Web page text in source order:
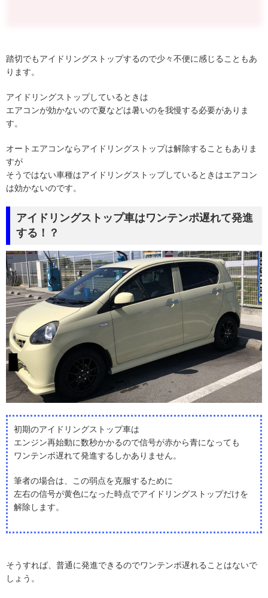
踏切でもアイドリングストップするので少々不便に感じることもあ
ります。
アイドリングストップしているときは
エアコンが効かないので夏などは暑いのを我慢する必要がありま
す。
オートエアコンならアイドリングストップは解除することもありま
すが
そうではない車種はアイドリングストップしているときはエアコン
は効かないのです。
アイドリングストップ車はワンテンポ遅れて発進
する！？
初期のアイドリングストップ車は
エンジン再始動に数秒かかるので信号が赤から青になっても
ワンテンポ遅れて発進するしかありません。
筆者の場合は、この弱点を克服するために
左右の信号が黄色になった時点でアイドリングストップだけを
解除します。
そうすれば、普通に発進できるのでワンテンポ遅れることはないで
しょう。